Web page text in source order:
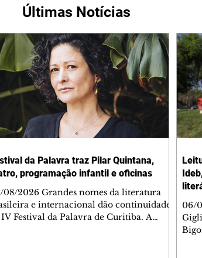
Últimas Notícias
da Palavra traz Pilar Quintana,
programação infantil e oficinas
08/2026 Grandes nomes da literatura
e internacional dão continuidade
IV Festival da Palavra de Curitiba. A
06/